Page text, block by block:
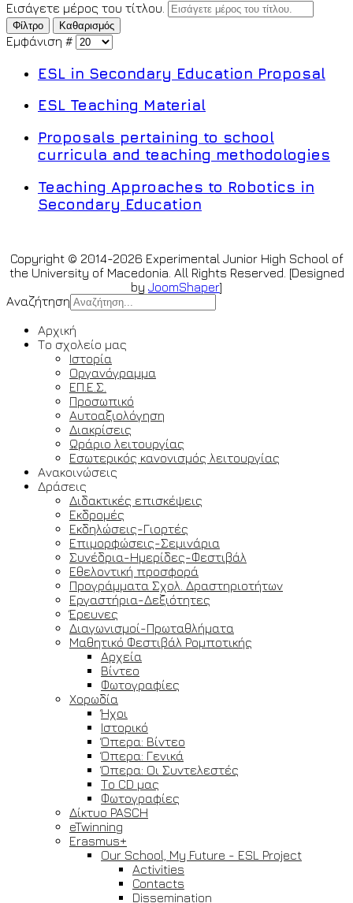
Εισάγετε μέρος του τίτλου.
Φίλτρο Καθαρισμός
Εμφάνιση #
ESL in Secondary Education Proposal
ESL Teaching Material
Proposals pertaining to school
curricula and teaching methodologies
Teaching Approaches to Robotics in
Secondary Education
Copyright © 2014-2026 Experimental Junior High School of
the University of Macedonia. All Rights Reserved. [Designed
by JoomShaper]
Αναζήτηση
Αρχική
Το σχολείο μας
Ιστορία
Οργανόγραμμα
ΕΠ.Ε.Σ.
Προσωπικό
Αυτοαξιολόγηση
Διακρίσεις
Ωράριο λειτουργίας
Εσωτερικός κανονισμός λειτουργίας
Ανακοινώσεις
Δράσεις
Διδακτικές επισκέψεις
Εκδρομές
Εκδηλώσεις-Γιορτές
Επιμορφώσεις-Σεμινάρια
Συνέδρια-Ημερίδες-Φεστιβάλ
Εθελοντική προσφορά
Προγράμματα Σχολ. Δραστηριοτήτων
Εργαστήρια-Δεξιότητες
Έρευνες
Διαγωνισμοί-Πρωταθλήματα
Μαθητικό Φεστιβάλ Ρομποτικής
Αρχεία
Βίντεο
Φωτογραφίες
Χορωδία
Ήχοι
Ιστορικό
Όπερα: Βίντεο
Όπερα: Γενικά
Όπερα: Οι Συντελεστές
Το CD μας
Φωτογραφίες
Δίκτυο PASCH
eTwinning
Erasmus+
Our School, My Future - ESL Project
Activities
Contacts
Dissemination